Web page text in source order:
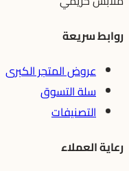
روابط سريعة
عروض المتجر الكبرى
سلة التسوق
التصنيفات
رعاية العملاء